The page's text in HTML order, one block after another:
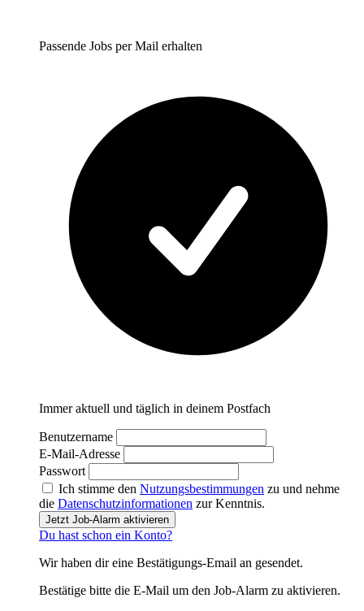
Passende Jobs per Mail erhalten
Immer aktuell und täglich in deinem Postfach
Benutzername
E-Mail-Adresse
Passwort
Ich stimme den Nutzungsbestimmungen zu und nehme
die Datenschutzinformationen zur Kenntnis.
Jetzt Job-Alarm aktivieren
Du hast schon ein Konto?
Wir haben dir eine Bestätigungs-Email an gesendet.
Bestätige bitte die E-Mail um den Job-Alarm zu aktivieren.